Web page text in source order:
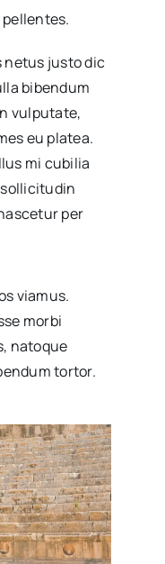
netus justo dic
bibendum
vulputate,
eu platea.
mi cubilia
per
viamus.
morbi
natoque
tortor.